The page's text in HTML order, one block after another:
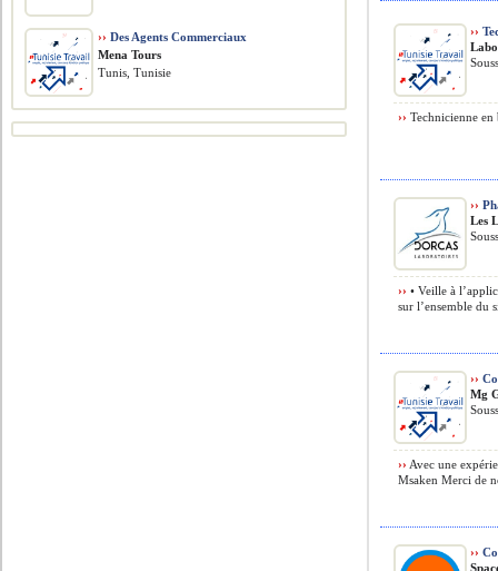
››
›› Technicienne
››
Les
›› • Veille à
sur l’ensemble du
››
Mg
›› Avec une
Msaken Merci de
››
›› Des Agents Commerciaux
Mena Tours
Tunis, Tunisie